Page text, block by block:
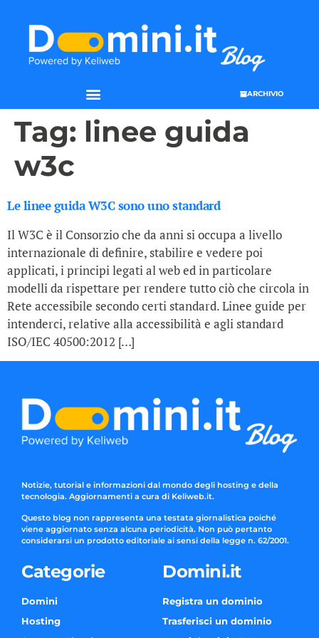
ARCHIVIO
Tag: linee guida
w3c
Le linee guida W3C sono uno standard
Il W3C è il Consorzio che da anni si occupa a livello
internazionale di definire, stabilire e vedere poi
applicati, i principi legati al web ed in particolare
modelli da rispettare per rendere tutto ciò che circola in
Rete accessibile secondo certi standard. Linee guide per
intenderci, relative alla accessibilità e agli standard
ISO/IEC 40500:2012 […]
Notizie, tutorial e informazioni dal mondo degli hosting e della
tecnologia. Aggiornamenti a cura di Keliweb.it.
Questo blog non rappresenta una testata giornalistica poiché
viene aggiornato senza alcuna periodicità. Non può pertanto
considerarsi un prodotto editoriale ai sensi della legge n. 62/2001.
Categorie
Domini
Hosting
Domini.it
Registra un dominio
Trasferisci un dominio